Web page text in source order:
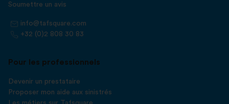
Soumettre un avis
info@tafsquare.com
+32 (0)2 808 30 83
Pour les professionnels
Devenir un prestataire
Proposer mon aide aux sinistrés